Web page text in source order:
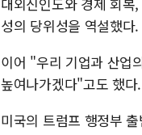
성의 당위성을 역설했다.
이어 "우리 기업과 산업
높여나가겠다"고도 했다.
미국의 트럼프 행정부